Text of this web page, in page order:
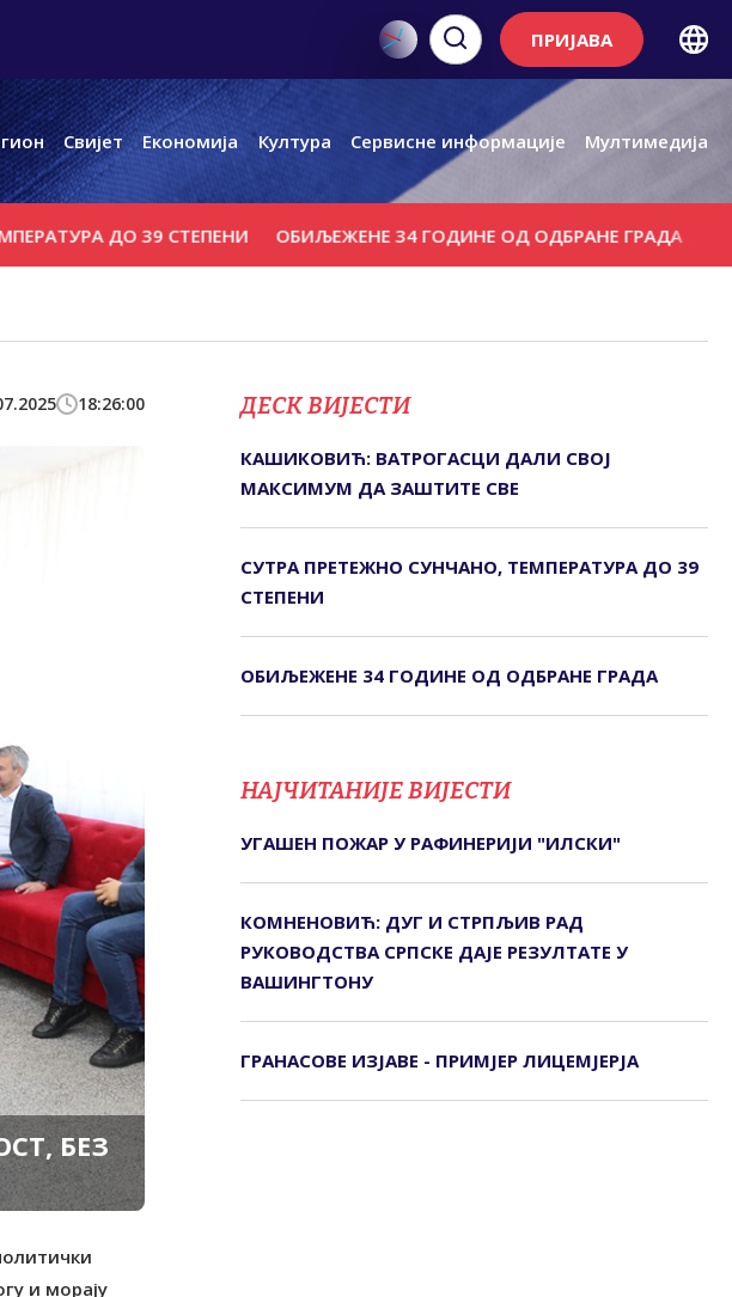
ПРИЈАВА
Свијет Економија Култура Сервисне информације Мултимедија
ДО 39 СТЕПЕНИ ОБИЉЕЖЕНЕ 34 ГОДИНЕ ОД ОДБРАНЕ ГРАДА
18:26:00
БЕЗ
и морају
ДЕСК ВИЈЕСТИ
КАШИКОВИЋ: ВАТРОГАСЦИ ДАЛИ СВОЈ
МАКСИМУМ ДА ЗАШТИТЕ СВЕ
СУТРА ПРЕТЕЖНО СУНЧАНО, ТЕМПЕРАТУРА ДО 39
СТЕПЕНИ
ОБИЉЕЖЕНЕ 34 ГОДИНЕ ОД ОДБРАНЕ ГРАДА
НАЈЧИТАНИЈЕ ВИЈЕСТИ
УГАШЕН ПОЖАР У РАФИНЕРИЈИ "ИЛСКИ"
КОМНЕНОВИЋ: ДУГ И СТРПЉИВ РАД
РУКОВОДСТВА СРПСКЕ ДАЈЕ РЕЗУЛТАТЕ У
ВАШИНГТОНУ
ГРАНАСОВЕ ИЗЈАВЕ - ПРИМЈЕР ЛИЦЕМЈЕРЈА